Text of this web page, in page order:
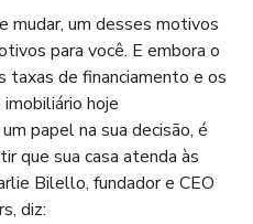
mudar, um desses motivos
para você. E embora o
taxas de financiamento e os
hoje
papel na sua decisão, é
que sua casa atenda às
Bilello, fundador e CEO
diz: